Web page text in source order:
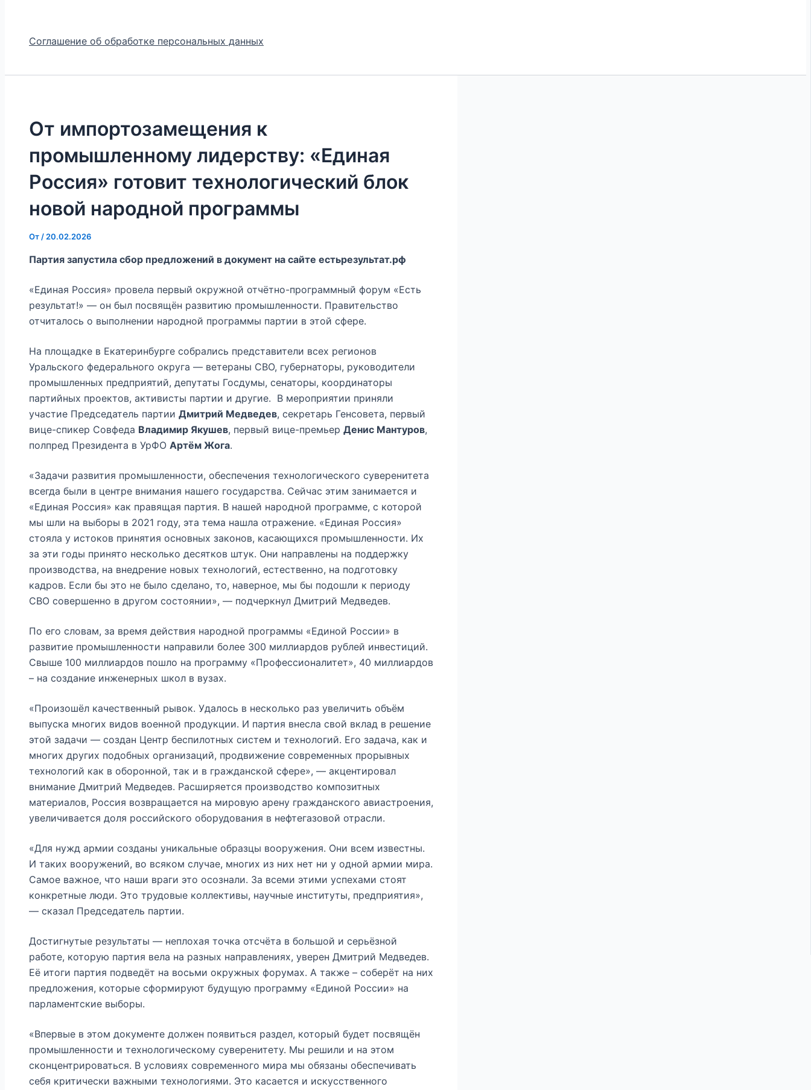
Соглашение об обработке персональных данных
От импортозамещения к
промышленному лидерству: «Единая
Россия» готовит технологический блок
новой народной программы
От / 20.02.2026
Партия запустила сбор предложений в документ на сайте естьрезультат.рф
«Единая Россия» провела первый окружной отчётно-программный форум «Есть
результат!» — он был посвящён развитию промышленности. Правительство
отчиталось о выполнении народной программы партии в этой сфере.
На площадке в Екатеринбурге собрались представители всех регионов
Уральского федерального округа — ветераны СВО, губернаторы, руководители
промышленных предприятий, депутаты Госдумы, сенаторы, координаторы
партийных проектов, активисты партии и другие. В мероприятии приняли
участие Председатель партии Дмитрий Медведев, секретарь Генсовета, первый
вице-спикер Совфеда Владимир Якушев, первый вице-премьер Денис Мантуров,
полпред Президента в УрФО Артём Жога.
«Задачи развития промышленности, обеспечения технологического суверенитета
всегда были в центре внимания нашего государства. Сейчас этим занимается и
«Единая Россия» как правящая партия. В нашей народной программе, с которой
мы шли на выборы в 2021 году, эта тема нашла отражение. «Единая Россия»
стояла у истоков принятия основных законов, касающихся промышленности. Их
за эти годы принято несколько десятков штук. Они направлены на поддержку
производства, на внедрение новых технологий, естественно, на подготовку
кадров. Если бы это не было сделано, то, наверное, мы бы подошли к периоду
СВО совершенно в другом состоянии», — подчеркнул Дмитрий Медведев.
По его словам, за время действия народной программы «Единой России» в
развитие промышленности направили более 300 миллиардов рублей инвестиций.
Свыше 100 миллиардов пошло на программу «Профессионалитет», 40 миллиардов
– на создание инженерных школ в вузах.
«Произошёл качественный рывок. Удалось в несколько раз увеличить объём
выпуска многих видов военной продукции. И партия внесла свой вклад в решение
этой задачи — создан Центр беспилотных систем и технологий. Его задача, как и
многих других подобных организаций, продвижение современных прорывных
технологий как в оборонной, так и в гражданской сфере», — акцентировал
внимание Дмитрий Медведев. Расширяется производство композитных
материалов, Россия возвращается на мировую арену гражданского авиастроения,
увеличивается доля российского оборудования в нефтегазовой отрасли.
«Для нужд армии созданы уникальные образцы вооружения. Они всем известны.
И таких вооружений, во всяком случае, многих из них нет ни у одной армии мира.
Самое важное, что наши враги это осознали. За всеми этими успехами стоят
конкретные люди. Это трудовые коллективы, научные институты, предприятия»,
— сказал Председатель партии.
Достигнутые результаты — неплохая точка отсчёта в большой и серьёзной
работе, которую партия вела на разных направлениях, уверен Дмитрий Медведев.
Её итоги партия подведёт на восьми окружных форумах. А также – соберёт на них
предложения, которые сформируют будущую программу «Единой России» на
парламентские выборы.
«Впервые в этом документе должен появиться раздел, который будет посвящён
промышленности и технологическому суверенитету. Мы решили и на этом
сконцентрироваться. В условиях современного мира мы обязаны обеспечивать
себя критически важными технологиями. Это касается и искусственного